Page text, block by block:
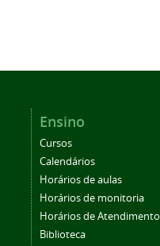
Ensino
Cursos
Calendários
Horários de aulas
Horários de monitoria
Horários de Atendimento
Biblioteca